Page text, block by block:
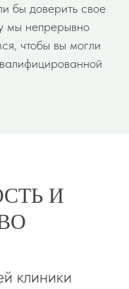
бы доверить свое
мы непрерывно
чтобы вы могли
И
клиники